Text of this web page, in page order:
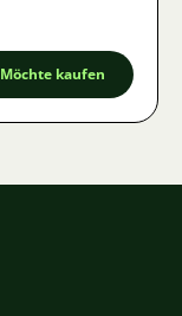
Möchte kaufen